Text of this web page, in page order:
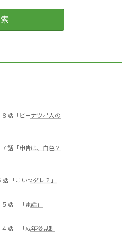
話「ピーナツ星人の
話「申告は、白色？
「こいつダレ？」
話 「電話」
４話 「成年後見制